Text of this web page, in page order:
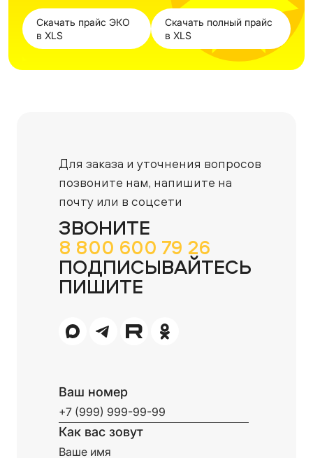
Скачать прайс ЭКО
в XLS
Скачать полный прайс
в XLS
Для заказа и уточнения вопросов
позвоните нам, напишите на
почту или в соцсети
ЗВОНИТЕ
8 800 600 79 26
ПОДПИСЫВАЙТЕСЬ
ПИШИТЕ
Ваш номер
Как вас зовут